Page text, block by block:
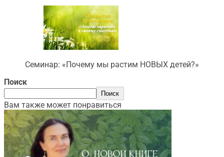
Семинар: «Почему мы растим НОВЫХ детей?»
Поиск
Поиск
Вам также может понравиться